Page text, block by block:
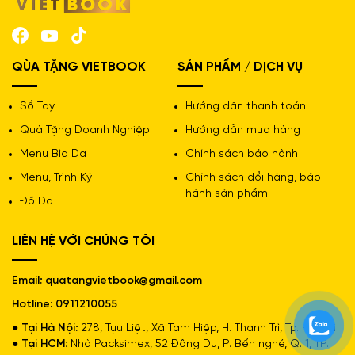
Sổ Dán Gáy A4 VAN AN
Đặc Điểm Nổi Bật Của Sổ Dán Gáy
A4
Sự kết hợp giữa kích thước lớn và phương pháp gia công
QÙA TẶNG VIETBOOK
Sổ Tay
Quà Tặng Doanh Nghiệp
Menu Bìa Da
Menu, Trình Ký
Đồ Da
SẢN PHẨM / DỊCH VỤ
Hướng dẫn thanh toán
Hướng dẫn mua hàng
Chính sách bảo hành
Chính sách đổi hàng, bảo
hành sản phẩm
LIÊN HỆ VỚI CHÚNG TÔI
Email: quatangvietbook@gmail.com
Hotline: 0911210055
● Tại Hà Nội: 278, Tựu Liệt, Xã Tam Hiệp, H. Thanh Trì, Tp. Hà Nội
● Tại HCM: Nhà Packsimex, 52 Đông Du, P. Bến nghé, Q. 1, TP.